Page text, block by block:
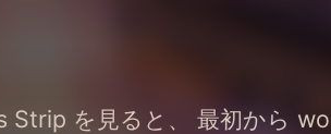
Strip を見ると、 最初から